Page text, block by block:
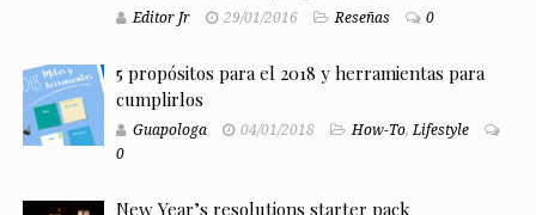
Editor Jr 29/01/2016 Reseñas 0
5 propósitos para el 2018 y herramientas para
cumplirlos
Guapologa 04/01/2018 How-To, Lifestyle
0
New Year’s resolutions starter pack